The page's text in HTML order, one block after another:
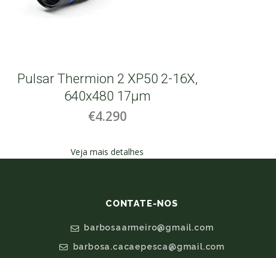
Pulsar Thermion 2 XP50 2-16X,
640x480 17µm
€4.290
Veja mais detalhes
CONTATE-NOS
barbosaarmeiro@gmail.com
barbosa.cacaepesca@gmail.com